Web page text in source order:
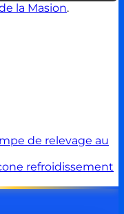
la Masion.
de relevage au
refroidissement